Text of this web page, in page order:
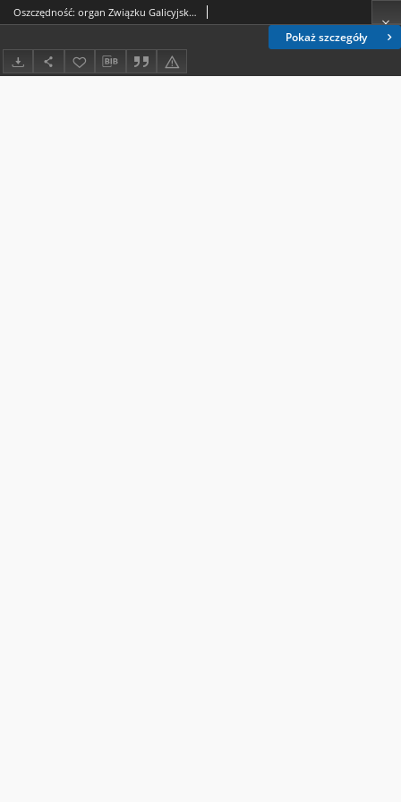
Pokaż szczegóły
Oszczędność: organ Związku Galicyjskich Kas Oszczędności R. 2, Nr 2 (w lutym 1905)